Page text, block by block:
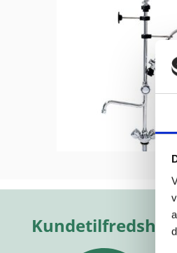
“Yderst
og
Vurderet af Michael